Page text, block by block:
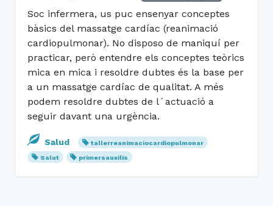
Soc infermera, us puc ensenyar conceptes
bàsics del massatge cardíac (reanimació
cardiopulmonar). No disposo de maniquí per
practicar, però entendre els conceptes teòrics
mica en mica i resoldre dubtes és la base per
a un massatge cardíac de qualitat. A més
podem resoldre dubtes de l´actuació a
seguir davant una urgència.
Salud
tallerreanimaciocardiopulmonar
Salut
primersauxilis